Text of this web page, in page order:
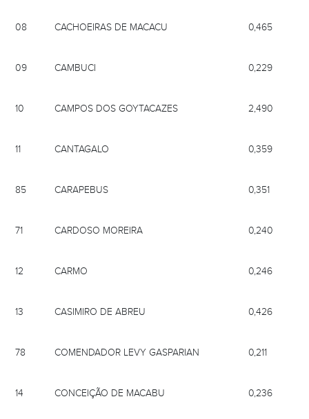
08 CACHOEIRAS DE MACACU 0,465
09 CAMBUCI 0,229
10 CAMPOS DOS GOYTACAZES 2,490
11 CANTAGALO 0,359
85 CARAPEBUS 0,351
71 CARDOSO MOREIRA 0,240
12 CARMO 0,246
13 CASIMIRO DE ABREU 0,426
78 COMENDADOR LEVY GASPARIAN 0,211
14 CONCEIÇÃO DE MACABU 0,236